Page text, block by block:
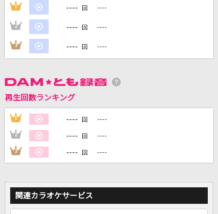
DAMの新曲・ランキングなど
DAMに会員登録・ログインして
自宅でカラオケ歌い放題！
1 ---- 回 ----
2 ---- 回 ----
3 ---- 回 ----
再生回数ランキング
1 ---- 回 ----
2 ---- 回 ----
3 ---- 回 ----
関連カラオケサービス